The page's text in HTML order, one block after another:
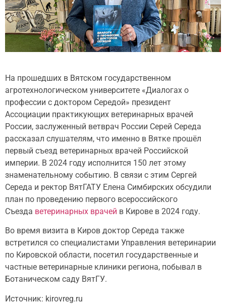
На прошедших в Вятском государственном
агротехнологическом университете «Диалогах о
профессии с доктором Середой» президент
Ассоциации практикующих ветеринарных врачей
России, заслуженный ветврач России Серей Середа
рассказал слушателям, что именно в Вятке прошёл
первый съезд ветеринарных врачей Российской
империи. В 2024 году исполнится 150 лет этому
знаменательному событию. В связи с этим Сергей
Середа и ректор ВятГАТУ Елена Симбирских обсудили
план по проведению первого всероссийского
Съезда ветеринарных врачей в Кирове в 2024 году.
Во время визита в Киров доктор Середа также
встретился со специалистами Управления ветеринарии
по Кировской области, посетил государственные и
частные ветеринарные клиники региона, побывал в
Ботаническом саду ВятГУ.
Источник: kirovreg.ru